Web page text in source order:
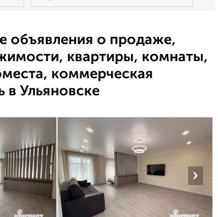
объявления о продаже,
квартиры, комнаты,
коммерческая
в Ульяновске
›